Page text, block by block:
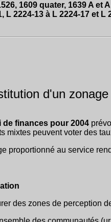
1609 quater, 1639 A
L 2224-13 à L 2224-17 et
d'un
de finances pour 2004
mixtes peuvent voter des
proportionné au service
des zones de perception